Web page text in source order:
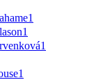
1
1
1
1